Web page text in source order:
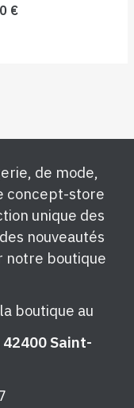
€
de mode,
concept-store
unique des
nouveautés
notre boutique
boutique au
Saint-